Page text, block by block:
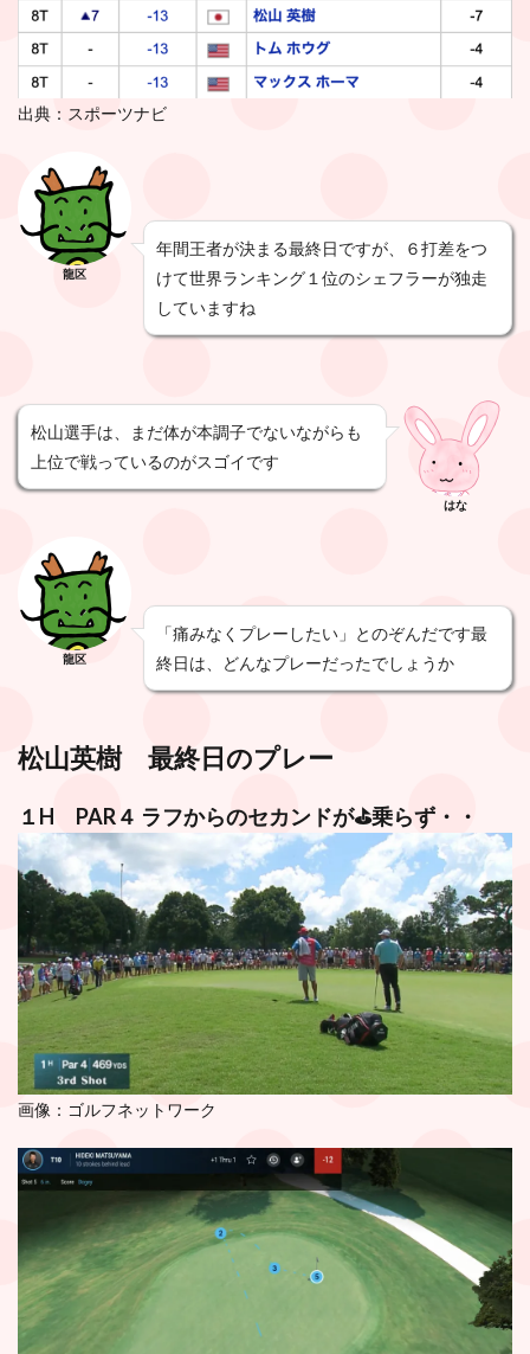
出典：スポーツナビ
龍区
年間王者が決まる最終日ですが、６打差をつ
けて世界ランキング１位のシェフラーが独走
していますね
松山選手は、まだ体が本調子でないながらも
上位で戦っているのがスゴイです
はな
龍区
「痛みなくプレーしたい」とのぞんだです最
終日は、どんなプレーだったでしょうか
松山英樹 最終日のプレー
１H PAR４ ラフからのセカンドが⛳️乗らず・・
画像：ゴルフネットワーク